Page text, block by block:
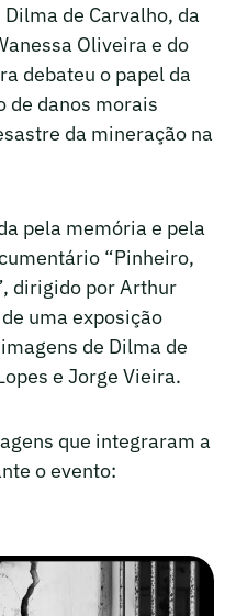
de Carvalho, da
Oliveira e do
debateu o papel da
de danos morais
da mineração na
pela memória e pela
“Pinheiro,
dirigido por Arthur
uma exposição
de Dilma de
e Jorge Vieira.
que integraram a
o evento: